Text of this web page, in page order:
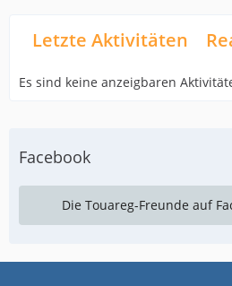
Letzte Aktivitäten
Es sind keine anzeigbaren
Facebook
Die Touareg-Freunde auf